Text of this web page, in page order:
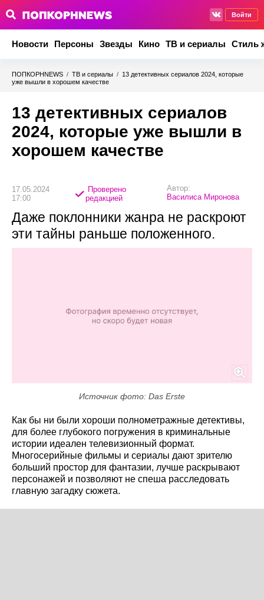
Войти
Новости Персоны Звезды Кино ТВ и сериалы Стиль
ПОПКОРНNEWS / ТВ и сериалы / 13 детективных сериалов 2024, которые
уже вышли в хорошем качестве
13 детективных сериалов
2024, которые уже вышли в
хорошем качестве
17.05.2024
17:00
Проверено
редакцией
Автор:
Василиса Миронова
Даже поклонники жанра не раскроют
эти тайны раньше положенного.
Источник фото: Das Erste
Как бы ни были хороши полнометражные детективы,
для более глубокого погружения в криминальные
истории идеален телевизионный формат.
Многосерийные фильмы и сериалы дают зрителю
больший простор для фантазии, лучше раскрывают
персонажей и позволяют не спеша расследовать
главную загадку сюжета.